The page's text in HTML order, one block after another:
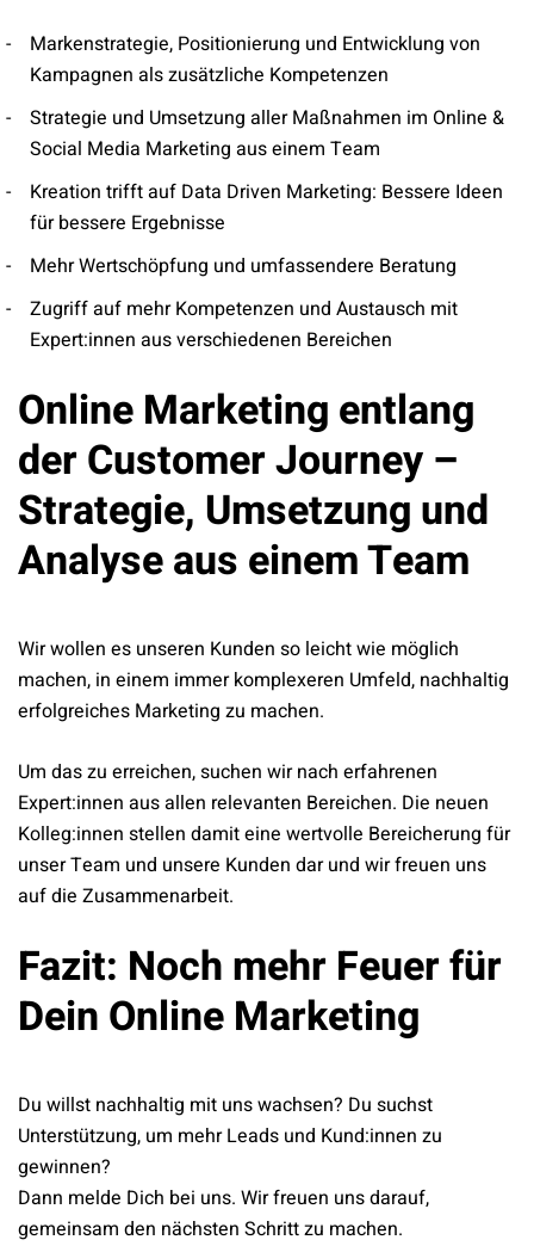
Markenstrategie, Positionierung und Entwicklung von
Kampagnen als zusätzliche Kompetenzen
Strategie und Umsetzung aller Maßnahmen im Online &
Social Media Marketing aus einem Team
Kreation trifft auf Data Driven Marketing: Bessere Ideen
für bessere Ergebnisse
Mehr Wertschöpfung und umfassendere Beratung
Zugriff auf mehr Kompetenzen und Austausch mit
Expert:innen aus verschiedenen Bereichen
Online Marketing entlang
der Customer Journey –
Strategie, Umsetzung und
Analyse aus einem Team
Wir wollen es unseren Kunden so leicht wie möglich
machen, in einem immer komplexeren Umfeld, nachhaltig
erfolgreiches Marketing zu machen.
Um das zu erreichen, suchen wir nach erfahrenen
Expert:innen aus allen relevanten Bereichen. Die neuen
Kolleg:innen stellen damit eine wertvolle Bereicherung für
unser Team und unsere Kunden dar und wir freuen uns
auf die Zusammenarbeit.
Fazit: Noch mehr Feuer für
Dein Online Marketing
Du willst nachhaltig mit uns wachsen? Du suchst
Unterstützung, um mehr Leads und Kund:innen zu
gewinnen?
Dann melde Dich bei uns. Wir freuen uns darauf,
gemeinsam den nächsten Schritt zu machen.